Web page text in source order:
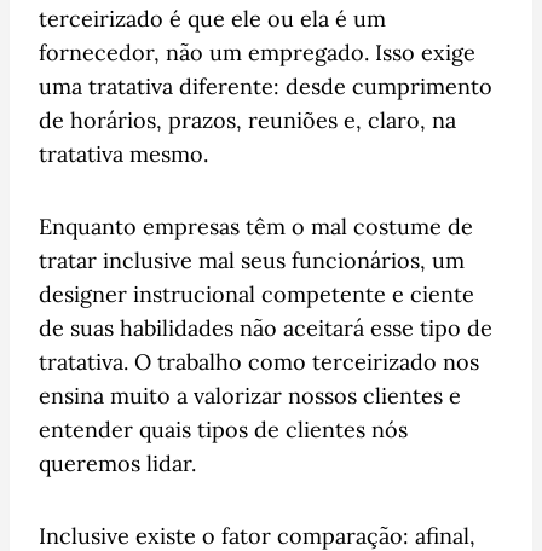
terceirizado é que ele ou ela é um
fornecedor, não um empregado. Isso exige
uma tratativa diferente: desde cumprimento
de horários, prazos, reuniões e, claro, na
tratativa mesmo.
Enquanto empresas têm o mal costume de
tratar inclusive mal seus funcionários, um
designer instrucional competente e ciente
de suas habilidades não aceitará esse tipo de
tratativa. O trabalho como terceirizado nos
ensina muito a valorizar nossos clientes e
entender quais tipos de clientes nós
queremos lidar.
Inclusive existe o fator comparação: afinal,